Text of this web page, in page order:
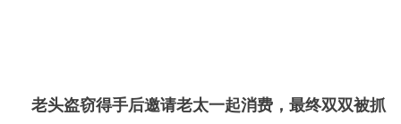
老头盗窃得手后邀请老太一起消费，最终双双被抓